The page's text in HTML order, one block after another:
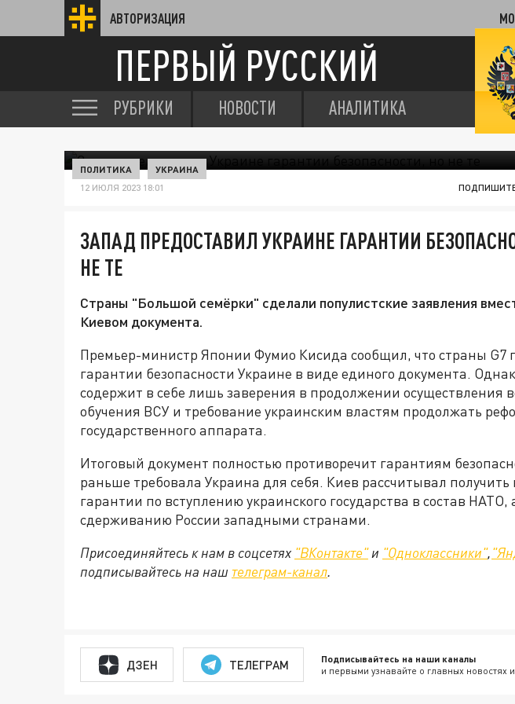
АВТОРИЗАЦИЯ
ПЕРВЫЙ РУССКИЙ
РУБРИКИ НОВОСТИ АНАЛИТИКА
ПОЛИТИКА УКРАИНА
12 ИЮЛЯ 2023 18:01
ЗАПАД ПРЕДОСТАВИЛ УКРАИНЕ ГАРАНТИИ
НЕ ТЕ
Страны "Большой семёрки" сделали популистские заявления
Киевом документа.
Премьер-министр Японии Фумио Кисида сообщил, что страны G7
гарантии безопасности Украине в виде единого документа.
содержит в себе лишь заверения в продолжении осуществления
обучения ВСУ и требование украинским властям продолжать
государственного аппарата.
Итоговый документ полностью противоречит гарантиям
раньше требовала Украина для себя. Киев рассчитывал получить
гарантии по вступлению украинского государства в состав
сдерживанию России западными странами.
Присоединяйтесь к нам в соцсетях "ВКонтакте"и "Одноклассники",
подписывайтесь на наш телеграм-канал.
ДЗЕН ТЕЛЕГРАМ Подписывайтесь на наши каналы
и первыми узнавайте о главных новостях